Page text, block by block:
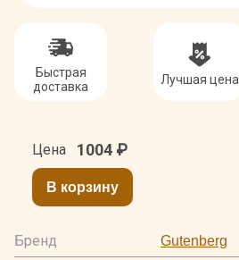
Быстрая
доставка
Лучшая цена
Цена 1004 ₽
В корзину
Бренд
Gutenberg